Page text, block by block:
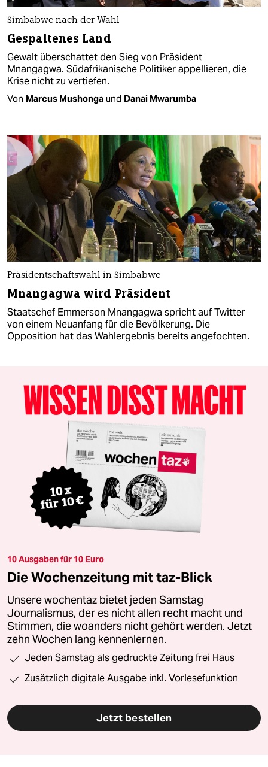
Simbabwe nach der Wahl
Gespaltenes Land
Gewalt überschattet den Sieg von Präsident
Mnangagwa. Südafrikanische Politiker appellieren, die
Krise nicht zu vertiefen.
Von Marcus Mushonga und Danai Mwarumba
Präsidentschaftswahl in Simbabwe
Mnangagwa wird Präsident
Staatschef Emmerson Mnangagwa spricht auf Twitter
von einem Neuanfang für die Bevölkerung. Die
Opposition hat das Wahlergebnis bereits angefochten.
10 Ausgaben für 10 Euro
Die Wochenzeitung mit taz-Blick
Unsere wochentaz bietet jeden Samstag
Journalismus, der es nicht allen recht macht und
Stimmen, die woanders nicht gehört werden. Jetzt
zehn Wochen lang kennenlernen.
Jeden Samstag als gedruckte Zeitung frei Haus
Zusätzlich digitale Ausgabe inkl. Vorlesefunktion
Jetzt bestellen